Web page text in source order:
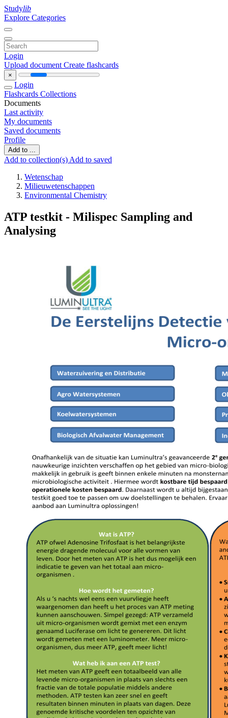
Studylib
Explore Categories
Login
Upload document Create flashcards
×
Login
Flashcards Collections
Documents
Last activity
My documents
Saved documents
Profile
Add to ...
Add to collection(s) Add to saved
Wetenschap
Milieuwetenschappen
Environmental Chemistry
ATP testkit - Milispec Sampling and
Analysing